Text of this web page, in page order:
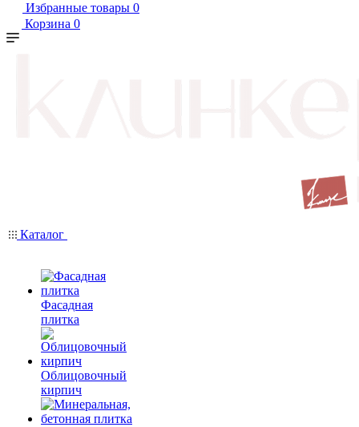
Избранные товары 0
Корзина 0
Каталог
Фасадная
плитка
Облицовочный
кирпич